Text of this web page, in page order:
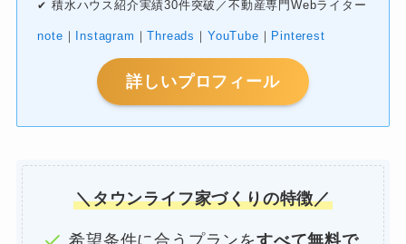
✔ 積水ハウス紹介実績30件突破／不動産専門Webライター
note ｜ Instagram ｜Threads ｜ YouTube ｜ Pinterest
詳しいプロフィール
＼タウンライフ家づくりの特徴／